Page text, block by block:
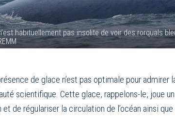
habituellement pas insolite de voir des rorquals
de glace n’est pas optimale pour
scientifique. Cette glace, rappelons-le, joue
de régulariser la circulation de l’océan ainsi